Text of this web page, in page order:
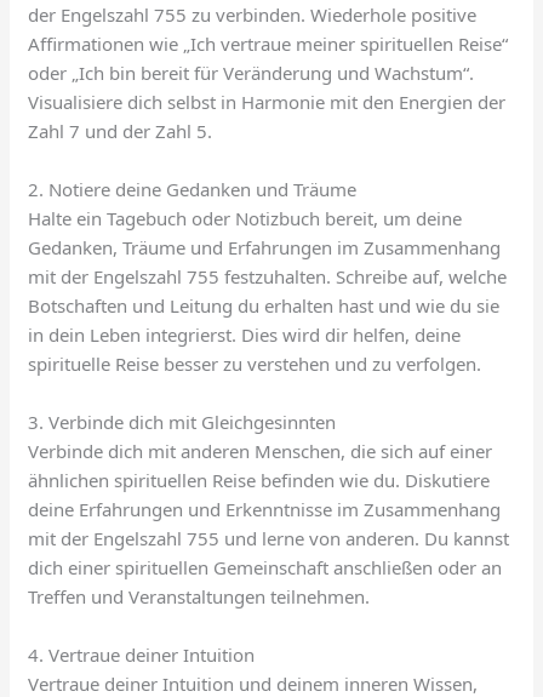
der Engelszahl 755 zu verbinden. Wiederhole positive
Affirmationen wie „Ich vertraue meiner spirituellen Reise“
oder „Ich bin bereit für Veränderung und Wachstum“.
Visualisiere dich selbst in Harmonie mit den Energien der
Zahl 7 und der Zahl 5.
2. Notiere deine Gedanken und Träume
Halte ein Tagebuch oder Notizbuch bereit, um deine
Gedanken, Träume und Erfahrungen im Zusammenhang
mit der Engelszahl 755 festzuhalten. Schreibe auf, welche
Botschaften und Leitung du erhalten hast und wie du sie
in dein Leben integrierst. Dies wird dir helfen, deine
spirituelle Reise besser zu verstehen und zu verfolgen.
3. Verbinde dich mit Gleichgesinnten
Verbinde dich mit anderen Menschen, die sich auf einer
ähnlichen spirituellen Reise befinden wie du. Diskutiere
deine Erfahrungen und Erkenntnisse im Zusammenhang
mit der Engelszahl 755 und lerne von anderen. Du kannst
dich einer spirituellen Gemeinschaft anschließen oder an
Treffen und Veranstaltungen teilnehmen.
4. Vertraue deiner Intuition
Vertraue deiner Intuition und deinem inneren Wissen,